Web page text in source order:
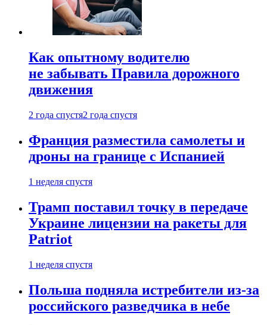
Как опытному водителю
не забывать Правила дорожного
движения
2 года спустя2 года спустя
Франция разместила самолеты и
дроны на границе с Испанией
1 неделя спустя
Трамп поставил точку в передаче
Украине лицензии на ракеты для
Patriot
1 неделя спустя
Польша подняла истребители из-за
российского разведчика в небе